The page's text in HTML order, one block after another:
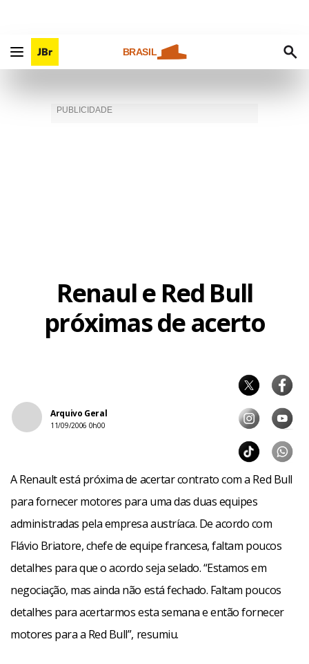
BRASIL
Renaul e Red Bull
próximas de acerto
Arquivo Geral
11/09/2006 0h00
A Renault está próxima de acertar contrato com a Red Bull
para fornecer motores para uma das duas equipes
administradas pela empresa austríaca. De acordo com
Flávio Briatore, chefe de equipe francesa, faltam poucos
detalhes para que o acordo seja selado. “Estamos em
negociação, mas ainda não está fechado. Faltam poucos
detalhes para acertarmos esta semana e então fornecer
motores para a Red Bull”, resumiu.